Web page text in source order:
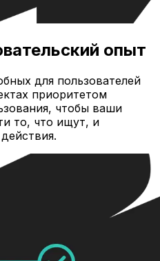
опыт
для пользователей
приоритетом
чтобы ваши
то, что ищут, и